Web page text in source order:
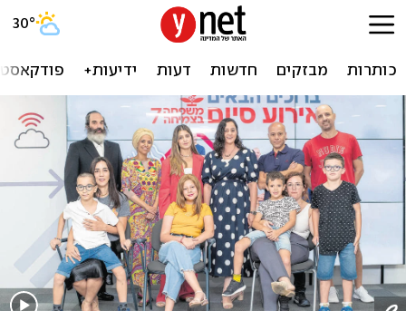
30°
כותרות מבזקים חדשות דעות ידיעות+